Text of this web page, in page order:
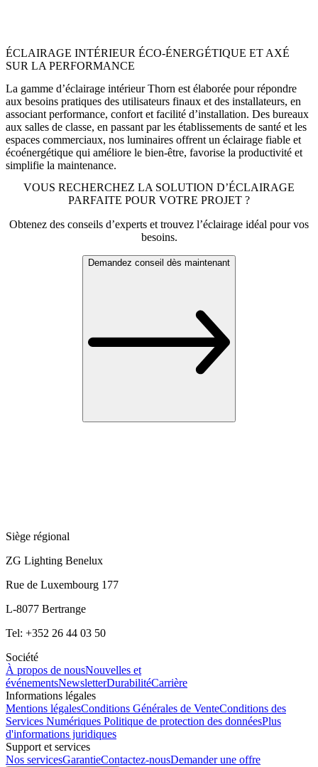
ÉCLAIRAGE INTÉRIEUR ÉCO-ÉNERGÉTIQUE ET AXÉ
SUR LA PERFORMANCE
La gamme d’éclairage intérieur Thorn est élaborée pour répondre
aux besoins pratiques des utilisateurs finaux et des installateurs, en
associant performance, confort et facilité d’installation. Des bureaux
aux salles de classe, en passant par les établissements de santé et les
espaces commerciaux, nos luminaires offrent un éclairage fiable et
écoénergétique qui améliore le bien-être, favorise la productivité et
simplifie la maintenance.
VOUS RECHERCHEZ LA SOLUTION D’ÉCLAIRAGE
PARFAITE POUR VOTRE PROJET ?
Obtenez des conseils d’experts et trouvez l’éclairage idéal pour vos
besoins.
Demandez conseil dès maintenant
Siège régional
ZG Lighting Benelux
Rue de Luxembourg 177
L-8077 Bertrange
Tel: +352 26 44 03 50
Société
À propos de nousNouvelles et
événementsNewsletterDurabilitéCarrière
Informations légales
Mentions légalesConditions Générales de VenteConditions des
Services Numériques Politique de protection des donnéesPlus
d'informations juridiques
Support et services
Nos servicesGarantieContactez-nousDemander une offre